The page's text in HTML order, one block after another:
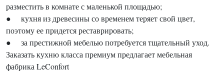
разместить в комнате с маленькой площадью;
● кухня из древесины со временем теряет свой цвет,
поэтому ее придется реставрировать;
● за престижной мебелью потребуется тщательный уход.
Заказать кухню класса премиум предлагает мебельная
фабрика LeConfort